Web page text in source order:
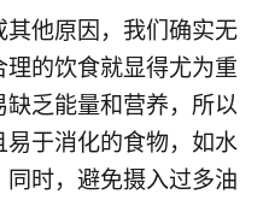
他原因，我们确实无
的饮食就显得尤为重
乏能量和营养，所以
于消化的食物，如水
时，避免摄入过多油